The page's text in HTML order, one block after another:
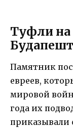
Туфли на
Памятник
евреев,
мировой
года их
приказывали